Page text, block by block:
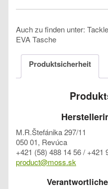
Auch zu finden unter:
EVA Tasche
Produktsicherheit
M.R.Štefánika 297/11
050 01, Revúca
+421 (58) 488 14 56 / +421
product@moss.sk